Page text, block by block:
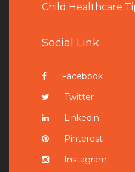
Child Healthcare
Social Link
Facebook
Twitter
Linkedin
Pinterest
Instagram